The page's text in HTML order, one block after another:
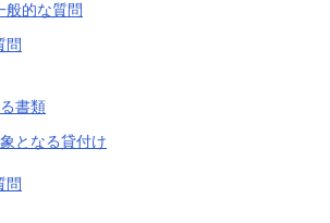
般的な質問
問
書類
となる貸付け
問